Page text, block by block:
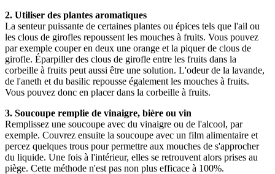
2. Utiliser des plantes aromatiques
La senteur puissante de certaines plantes ou épices tels que l'ail ou
les clous de girofles repoussent les mouches à fruits. Vous pouvez
par exemple couper en deux une orange et la piquer de clous de
girofle. Éparpiller des clous de girofle entre les fruits dans la
corbeille à fruits peut aussi être une solution. L'odeur de la lavande,
de l'aneth et du basilic repousse également les mouches à fruits.
Vous pouvez donc en placer dans la corbeille à fruits.
3. Soucoupe remplie de vinaigre, bière ou vin
Remplissez une soucoupe avec du vinaigre ou de l'alcool, par
exemple. Couvrez ensuite la soucoupe avec un film alimentaire et
percez quelques trous pour permettre aux mouches de s'approcher
du liquide. Une fois à l'intérieur, elles se retrouvent alors prises au
piège. Cette méthode n'est pas non plus efficace à 100%.